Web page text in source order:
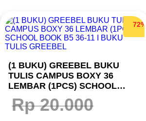
72%
(1 BUKU) GREEBEL BUKU
TULIS CAMPUS BOXY 36
LEMBAR (1PCS) SCHOOL
BOOK B5 36-11 I BUKU TULIS
GREEBEL
Rp20.000
Harga